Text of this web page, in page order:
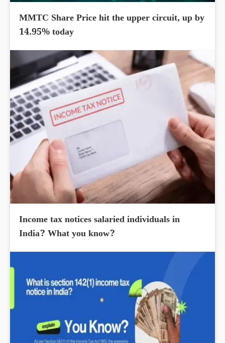
MMTC Share Price hit the upper circuit, up by
14.95% today
Income tax notices salaried individuals in
India? What you know?